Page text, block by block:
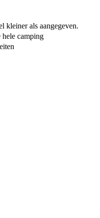
kleiner als aangegeven.
camping